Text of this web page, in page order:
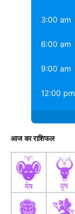
3:00 am
6:00 am
9:00 am
12:00 pm
आज का राशिफल